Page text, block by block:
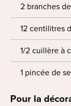
2 branches
12 centilitres
1/2 cuillère à
1 pincée de
Pour la